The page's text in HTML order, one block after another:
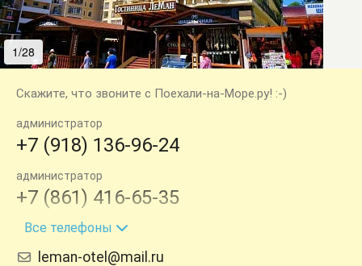
1/28
Скажите, что звоните с Поехали-на-Море.ру! :-)
администратор
+7 (918) 136-96-24
администратор
+7 (861) 416-65-35
администратор
+7 (928) 040-26-85
Все телефоны
leman-otel@mail.ru